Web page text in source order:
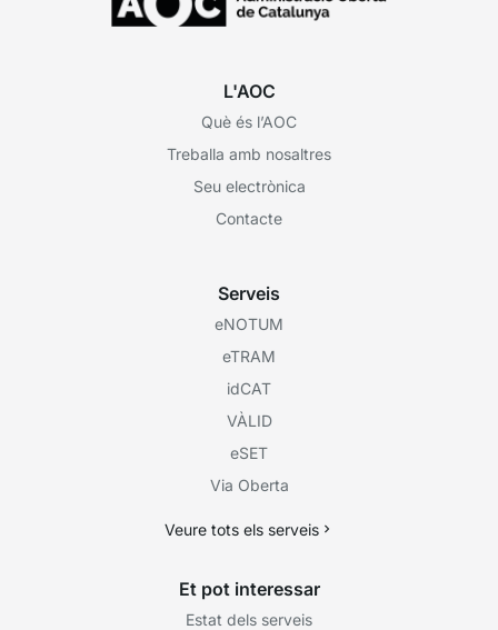
L'AOC
Què és l’AOC
Treballa amb nosaltres
Seu electrònica
Contacte
Serveis
eNOTUM
eTRAM
idCAT
VÀLID
eSET
Via Oberta
Veure tots els serveis
Et pot interessar
Estat dels serveis